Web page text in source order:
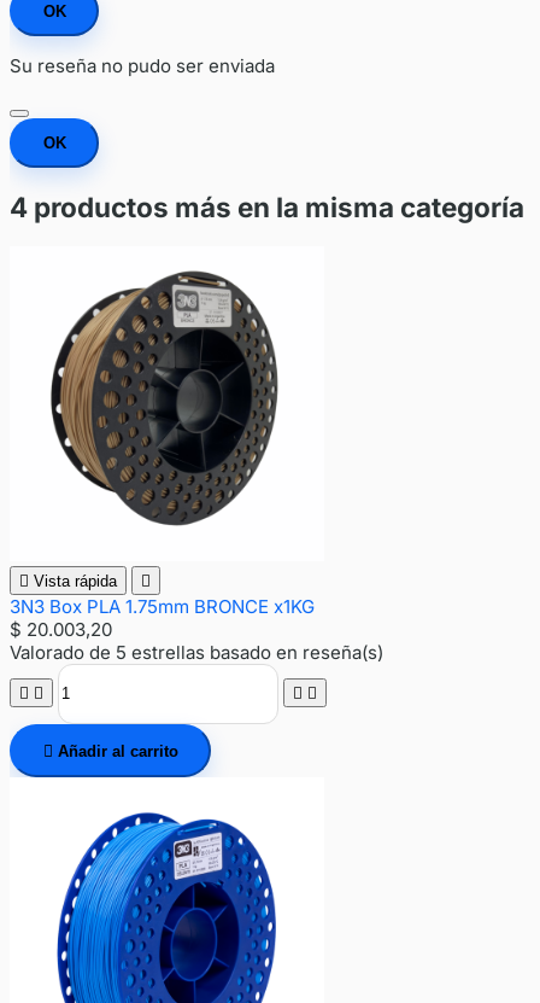
OK
Su reseña no pudo ser enviada
OK
4 productos más en la misma categoría
 Vista rápida 
3N3 Box PLA 1.75mm BRONCE x1KG
$ 20.003,20
Valorado de 5 estrellas basado en reseña(s)
   
 Añadir al carrito